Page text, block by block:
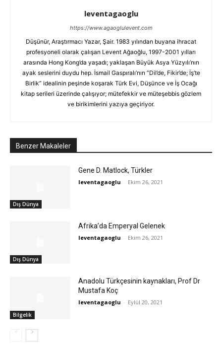
leventagaoglu
https://www.agaoglulevent.com
Düşünür, Araştırmacı Yazar, Şair. 1983 yılından buyana ihracat
profesyoneli olarak çalışan Levent Ağaoğlu, 1997-2001 yılları
arasında Hong Kong’da yaşadı; yaklaşan Büyük Asya Yüzyılı’nın
ayak seslerini duydu hep. İsmail Gaspıralı’nın “Dil’de, Fikir’de; İş’te
Birlik” idealinin peşinde koşarak Türk Evi, Düşünce ve İş Ocağı
kitap serileri üzerinde çalışıyor; mütefekkir ve müteşebbis gözlem
ve birikimlerini yazıya geçiriyor.
Benzer Makaleler
Dış Dünya
Gene D. Matlock, Türkler
leventagaoglu - Ekim 26, 2021
Dış Dünya
Afrika’da Emperyal Gelenek
leventagaoglu - Ekim 26, 2021
Bilgelik
Anadolu Türkçesinin kaynakları, Prof Dr
Mustafa Koç
leventagaoglu - Eylül 20, 2021